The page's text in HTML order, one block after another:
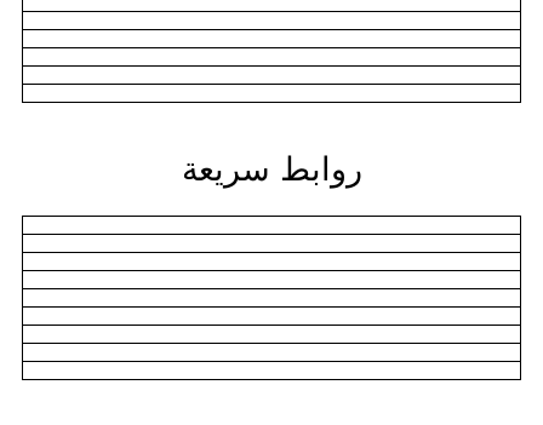
روابط سريعة